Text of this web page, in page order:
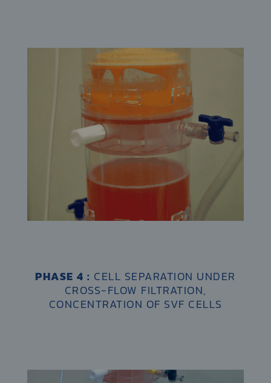
PHASE 4 : CELL SEPARATION UNDER
CROSS-FLOW FILTRATION,
CONCENTRATION OF SVF CELLS